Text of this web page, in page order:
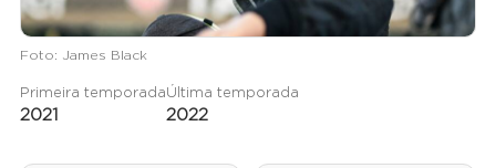
Foto: James Black
Primeira temporada
2021
Última temporada
2022